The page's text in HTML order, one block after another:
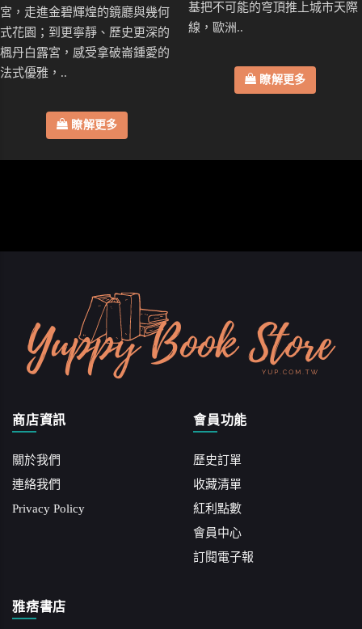
宮，走進金碧輝煌的鏡廳與幾何
式花園；到更寧靜、歷史更深的
楓丹白露宮，感受拿破崙鍾愛的
法式優雅，..
瞭解更多
基把不可能的穹頂推上城市天際
線，歐洲..
瞭解更多
商店資訊
關於我們
連絡我們
Privacy Policy
會員功能
歷史訂單
收藏清單
紅利點數
會員中心
訂閱電子報
雅痞書店